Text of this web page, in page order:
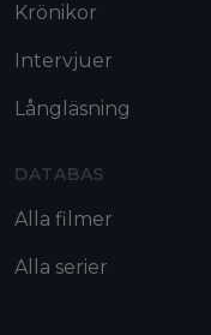
Krönikor
Intervjuer
Långläsning
DATABAS
Alla filmer
Alla serier